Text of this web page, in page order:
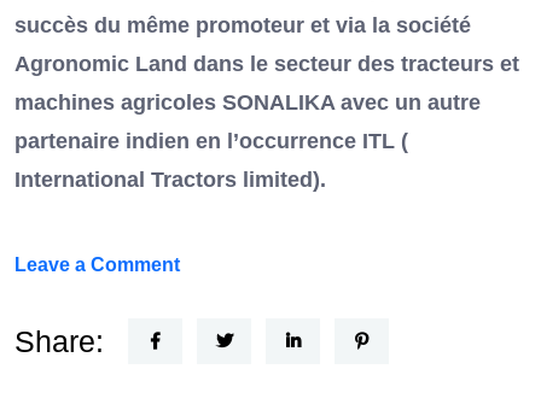
succès du même promoteur et via la société
Agronomic Land dans le secteur des tracteurs et
machines agricoles SONALIKA avec un autre
partenaire indien en l’occurrence ITL (
International Tractors limited).
Leave a Commenton
Nouvel
Share: